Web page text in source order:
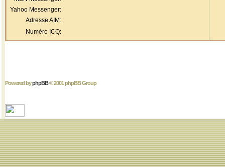
Yahoo Messenger:
Adresse AIM:
Numéro ICQ:
Powered byphpBB© 2001 phpBB Group